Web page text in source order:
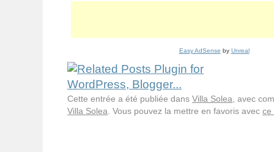
Easy AdSense by Unreal
Cette entrée a été publiée dans Villa Solea , avec
Villa Solea . Vous pouvez la mettre en favoris avec ce